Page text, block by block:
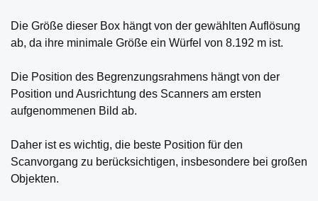
Die Größe dieser Box hängt von der gewählten Auflösung
ab, da ihre minimale Größe ein Würfel von 8.192 m ist.
Die Position des Begrenzungsrahmens hängt von der
Position und Ausrichtung des Scanners am ersten
aufgenommenen Bild ab.
Daher ist es wichtig, die beste Position für den
Scanvorgang zu berücksichtigen, insbesondere bei großen
Objekten.